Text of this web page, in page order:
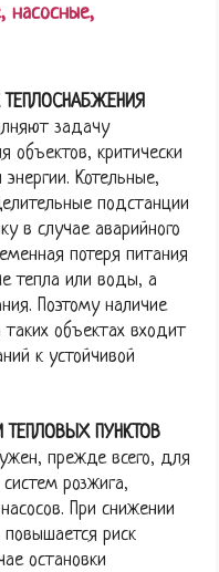
насосные,
ТЕПЛОСНАБЖЕНИЯ
задачу
объектов, критически
Котельные,
подстанции
в случае аварийного
потеря питания
тепла или воды, а
Поэтому наличие
таких объектах входит
к устойчивой
ТЕПЛОВЫХ ПУНКТОВ
прежде всего, для
розжига,
При снижении
риск
остановки